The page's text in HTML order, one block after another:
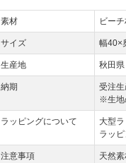
素材 ビー
サイズ 幅40×
生産地 秋田県
納期
受注
※生地
ラッピングについて
大型
ラッ
注意事項
天然